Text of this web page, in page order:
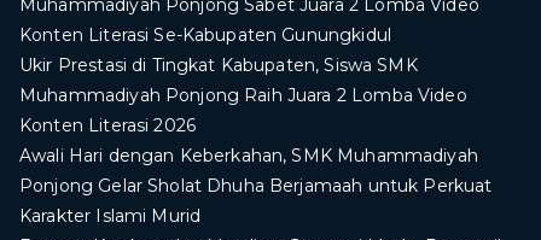
Muhammadiyah Ponjong Sabet Juara 2 Lomba Video
Konten Literasi Se-Kabupaten Gunungkidul
Ukir Prestasi di Tingkat Kabupaten, Siswa SMK
Muhammadiyah Ponjong Raih Juara 2 Lomba Video
Konten Literasi 2026
Awali Hari dengan Keberkahan, SMK Muhammadiyah
Ponjong Gelar Sholat Dhuha Berjamaah untuk Perkuat
Karakter Islami Murid